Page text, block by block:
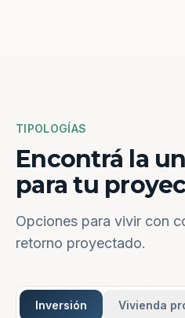
TIPOLOGÍAS
Encontrá la
para tu
Opciones para vivir con
retorno proyectado.
Inversión Vivienda